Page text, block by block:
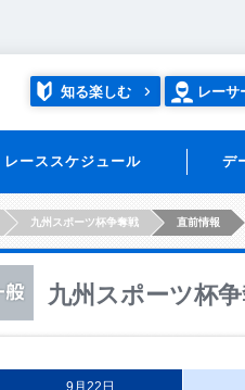
知る楽しむ レーサ
レーススケジュール デ
九州スポーツ杯争奪戦 直前情報
九州スポーツ杯
9月22日